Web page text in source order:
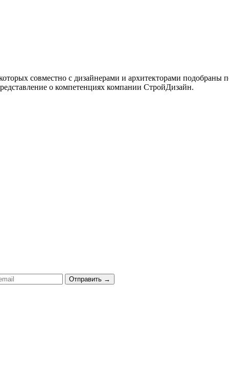
совместно с дизайнерами и архитекторами
о компетенциях компании СтройДизайн.
Отправить →